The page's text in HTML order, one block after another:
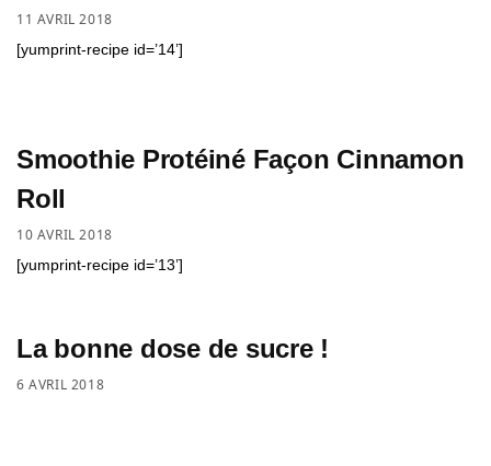
11 AVRIL 2018
[yumprint-recipe id=’14’]
Smoothie Protéiné Façon Cinnamon
Roll
10 AVRIL 2018
[yumprint-recipe id=’13’]
La bonne dose de sucre !
6 AVRIL 2018